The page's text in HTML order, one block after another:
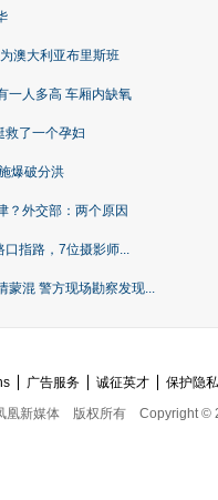
澳大利亚布里斯班
一人多高 车厢内缺氧
救了一个孕妇
爆破分洪
？外交部：两个原因
口指路，7位摄影师...
蒙混 警方现场勘察发现...
广告服务 诚征英才
保护隐
凰新媒体
版权所有 Copyright ©